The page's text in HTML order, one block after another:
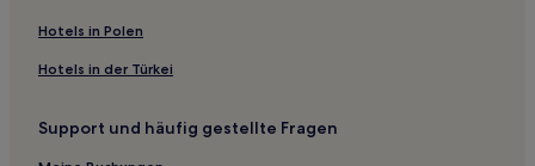
Luxus nahe Via della Spiga
Haustierfreundliche in Mailand
Familien in Mailand
Hotels in Polen
Hotels in der Türkei
Support und häufig gestellte Fragen